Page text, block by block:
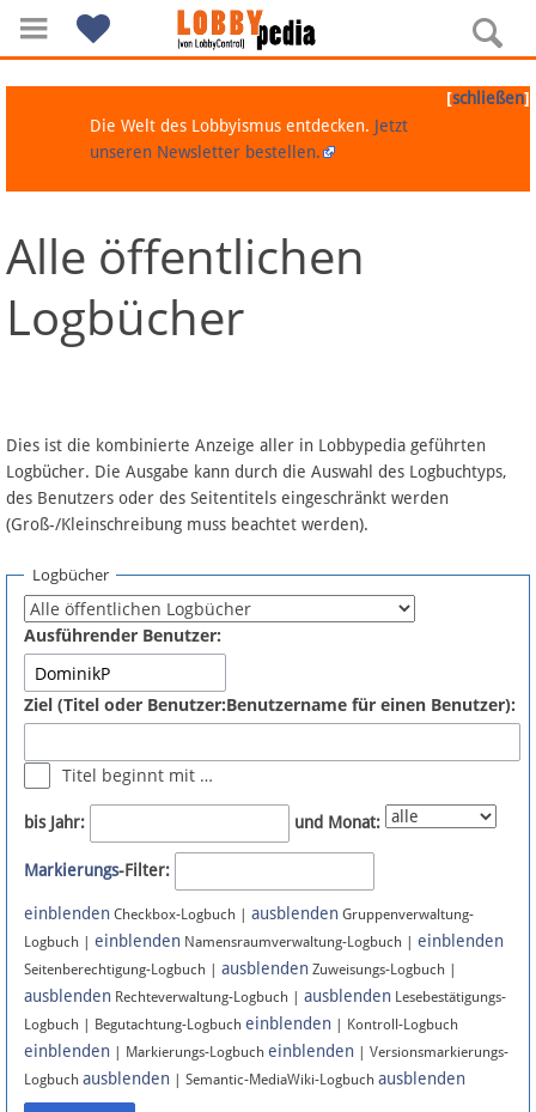
Navigation
Über Lobbypedia
Artikel nach Kategorien
FAQ
Fördermitglied werden
Fehler melden
Newsletter
Bluesky
Facebook
Instagram
Anmelden
[schließen]
Die Welt des Lobbyismus entdecken. Jetzt
unseren Newsletter bestellen.
Alle öffentlichen
Logbücher
Dies ist die kombinierte Anzeige aller in Lobbypedia geführten
Logbücher. Die Ausgabe kann durch die Auswahl des Logbuchtyps,
des Benutzers oder des Seitentitels eingeschränkt werden
(Groß-/Kleinschreibung muss beachtet werden).
Logbücher
Ausführender Benutzer:
Ziel (Titel oder Benutzer:Benutzername für einen Benutzer):
Titel beginnt mit …
bis Jahr: und Monat:
Markierungs-Filter:
einblenden Checkbox-Logbuch | ausblenden Gruppenverwaltung-
Logbuch | einblenden Namensraumverwaltung-Logbuch | einblenden
Seitenberechtigung-Logbuch | ausblenden Zuweisungs-Logbuch |
ausblenden Rechteverwaltung-Logbuch | ausblenden Lesebestätigungs-
Logbuch | Begutachtung-Logbuch einblenden | Kontroll-Logbuch
einblenden | Markierungs-Logbuch einblenden | Versionsmarkierungs-
Logbuch ausblenden | Semantic-MediaWiki-Logbuch ausblenden